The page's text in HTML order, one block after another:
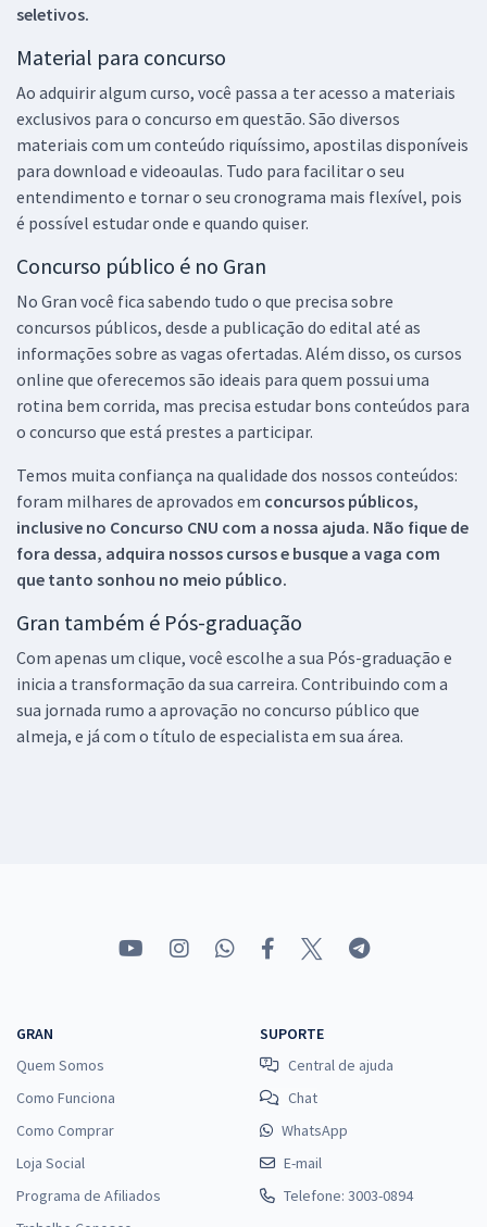
seletivos.
Material para concurso
Ao adquirir algum curso, você passa a ter acesso a materiais
exclusivos para o concurso em questão. São diversos
materiais com um conteúdo riquíssimo, apostilas disponíveis
para download e videoaulas. Tudo para facilitar o seu
entendimento e tornar o seu cronograma mais flexível, pois
é possível estudar onde e quando quiser.
Concurso público é no Gran
No Gran você fica sabendo tudo o que precisa sobre
concursos públicos, desde a publicação do edital até as
informações sobre as vagas ofertadas. Além disso, os cursos
online que oferecemos são ideais para quem possui uma
rotina bem corrida, mas precisa estudar bons conteúdos para
o concurso que está prestes a participar.
Temos muita confiança na qualidade dos nossos conteúdos:
foram milhares de aprovados em concursos públicos,
inclusive no Concurso CNU com a nossa ajuda. Não fique de
fora dessa, adquira nossos cursos e busque a vaga com
que tanto sonhou no meio público.
Gran também é Pós-graduação
Com apenas um clique, você escolhe a sua Pós-graduação e
inicia a transformação da sua carreira. Contribuindo com a
sua jornada rumo a aprovação no concurso público que
almeja, e já com o título de especialista em sua área.
GRAN
Quem Somos
Como Funciona
Como Comprar
Loja Social
Programa de Afiliados
SUPORTE
Central de ajuda
Chat
WhatsApp
E-mail
Telefone: 3003-0894